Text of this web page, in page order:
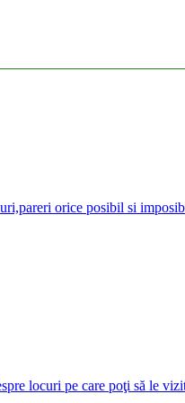
orice posibil si
locuri pe care poţi să le